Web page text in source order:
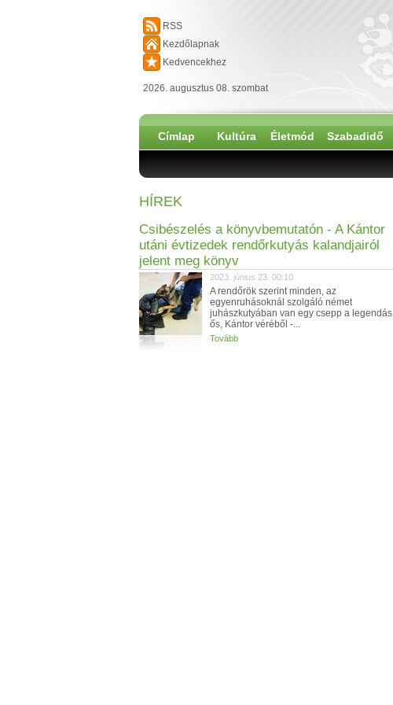
RSS
Kezdőlapnak
Kedvencekhez
2026. augusztus 08. szombat
Címlap Kultúra Életmód Szabadidő
HÍREK
Csibészelés a könyvbemutatón - A Kántor
utáni évtizedek rendőrkutyás kalandjairól
jelent meg könyv
2023. június 23. 00:10
A rendőrök szerint minden, az
egyenruhásoknál szolgáló német
juhászkutyában van egy csepp a legendás
ős, Kántor véréből -...
Tovább